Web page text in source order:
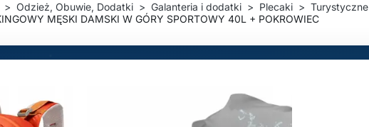
Odzież, Obuwie, Dodatki Galanteria i dodatki Plecaki
Turystyczne
MĘSKI DAMSKI W GÓRY SPORTOWY 40L + POKROWIEC